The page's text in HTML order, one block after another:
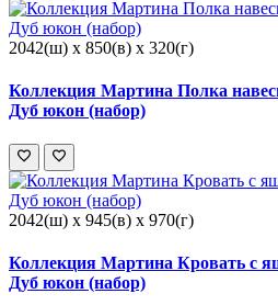
2042(ш) x 850(в) x 320(г)
Коллекция Мартина Полка
Дуб юкон (набор)
2042(ш) x 945(в) x 970(г)
Коллекция Мартина Кровать с
Дуб юкон (набор)